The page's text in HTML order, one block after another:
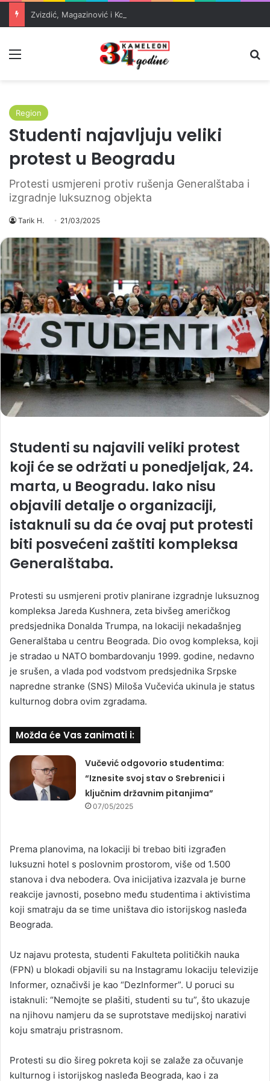
Region
Studenti najavljuju veliki
protest u Beogradu
Protesti usmjereni protiv rušenja Generalštaba i
izgradnje luksuznog objekta
Tarik H. 21/03/2025
Studenti su najavili veliki protest
koji će se održati u ponedjeljak, 24.
marta, u Beogradu. Iako nisu
objavili detalje o organizaciji,
istaknuli su da će ovaj put protesti
biti posvećeni zaštiti kompleksa
Generalštaba.
Protesti su usmjereni protiv planirane izgradnje luksuznog
kompleksa Jareda Kushnera, zeta bivšeg američkog
predsjednika Donalda Trumpa, na lokaciji nekadašnjeg
Generalštaba u centru Beograda. Dio ovog kompleksa, koji
je stradao u NATO bombardovanju 1999. godine, nedavno
je srušen, a vlada pod vodstvom predsjednika Srpske
napredne stranke (SNS) Miloša Vučevića ukinula je status
kulturnog dobra ovim zgradama.
Možda će Vas zanimati i:
Vučević odgovorio studentima:
“Iznesite svoj stav o Srebrenici i
ključnim državnim pitanjima”
07/05/2025
Prema planovima, na lokaciji bi trebao biti izgrađen
luksuzni hotel s poslovnim prostorom, više od 1.500
stanova i dva nebodera. Ova inicijativa izazvala je burne
reakcije javnosti, posebno među studentima i aktivistima
koji smatraju da se time uništava dio istorijskog nasleđa
Beograda.
Uz najavu protesta, studenti Fakulteta političkih nauka
(FPN) u blokadi objavili su na Instagramu lokaciju televizije
Informer, označivši je kao “DezInformer”. U poruci su
istaknuli: “Nemojte se plašiti, studenti su tu”, što ukazuje
na njihovu namjeru da se suprotstave medijskoj narativi
koju smatraju pristrasnom.
Protesti su dio šireg pokreta koji se zalaže za očuvanje
kulturnog i istorijskog nasleđa Beograda, kao i za